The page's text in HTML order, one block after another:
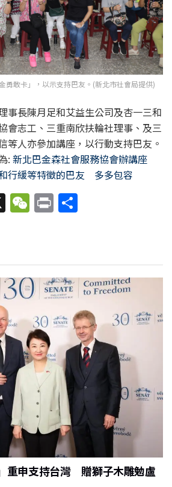
勇敢卡」，以示支持巴友。(新北市社會局提供)
事長陳月足和艾益生公司及杏一三和
會志工、三重南欣扶輪社理事、及三
等人亦參加講座，以行動支持巴友。
: 新北巴金森社會服務協會辦講座
行緩等特徵的巴友 多多包容
X W
e
at
P
ri
重申支持台灣 贈獅子木雕勉盧